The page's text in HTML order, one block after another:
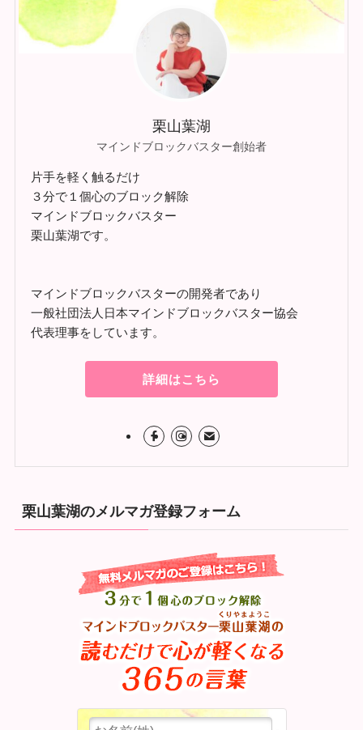
栗山葉湖
マインドブロックバスター創始者
片手を軽く触るだけ
３分で１個心のブロック解除
マインドブロックバスター
栗山葉湖です。
マインドブロックバスターの開発者であり
一般社団法人日本マインドブロックバスター協会
代表理事をしています。
詳細はこちら
栗山葉湖のメルマガ登録フォーム